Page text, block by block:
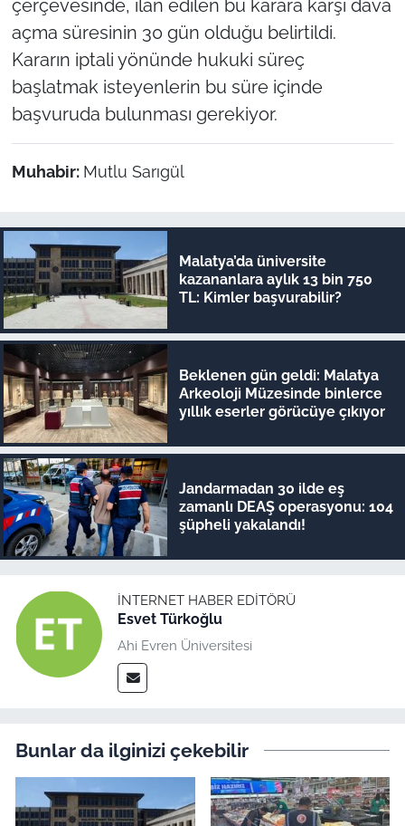
çerçevesinde, ilan edilen bu karara karşı dava
açma süresinin 30 gün olduğu belirtildi.
Kararın iptali yönünde hukuki süreç
başlatmak isteyenlerin bu süre içinde
başvuruda bulunması gerekiyor.
Muhabir: Mutlu Sarıgül
Malatya’da üniversite
kazananlara aylık 13 bin 750
TL: Kimler başvurabilir?
Beklenen gün geldi: Malatya
Arkeoloji Müzesinde binlerce
yıllık eserler görücüye çıkıyor
Jandarmadan 30 ilde eş
zamanlı DEAŞ operasyonu: 104
şüpheli yakalandı!
İNTERNET HABER EDITÖRÜ
Esvet Türkoğlu
Ahi Evren Üniversitesi
Bunlar da ilginizi çekebilir